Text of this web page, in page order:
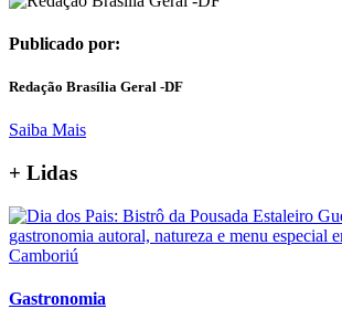
Publicado por:
Redação Brasília Geral -DF
Saiba Mais
+ Lidas
Gastronomia